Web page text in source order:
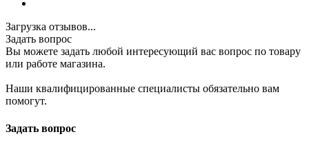
Загрузка отзывов...
Задать вопрос
Вы можете задать любой интересующий вас вопрос по товару
или работе магазина.
Наши квалифицированные специалисты обязательно вам
помогут.
Задать вопрос